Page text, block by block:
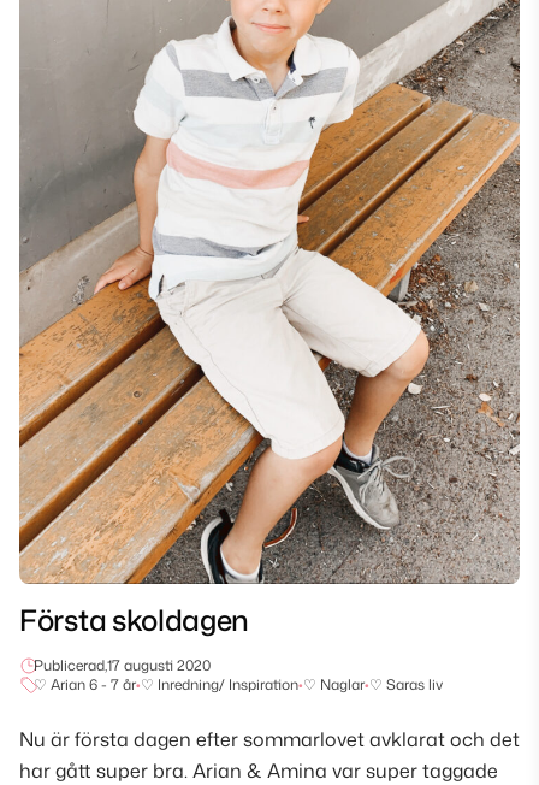
Första skoldagen
Publicerad,17 augusti 2020
♡ Arian 6 - 7 år•♡ Inredning/ Inspiration•♡ Naglar•♡ Saras liv
Nu är första dagen efter sommarlovet avklarat och det
har gått super bra. Arian & Amina var super taggade